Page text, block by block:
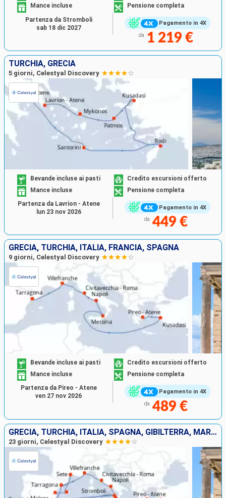
Pagamento in 4X
Mance incluse
Pensione completa
da 1 219 €
Partenza da Stromboli
sab 18 dic 2027
TURCHIA, GRECIA
5 giorni, Celestyal Discovery
Pagamento in 4X
Bevande incluse ai pasti
Credito escursioni offerto
Mance incluse
Pensione completa
da 449 €
Partenza da Lavrion - Atene
lun 23 nov 2026
GRECIA, TURCHIA, ITALIA, FRANCIA, SPAGNA
9 giorni, Celestyal Discovery
Pagamento in 4X
Bevande incluse ai pasti
Credito escursioni offerto
Mance incluse
Pensione completa
da 489 €
Partenza da Pireo - Atene
ven 27 nov 2026
GRECIA, TURCHIA, ITALIA, SPAGNA, GIBILTERRA, MAROCCO, MAIORCA, FRANCIA
23 giorni, Celestyal Discovery